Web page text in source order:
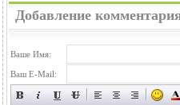
Добавление
Ваше Имя:
Ваш E-Mail: